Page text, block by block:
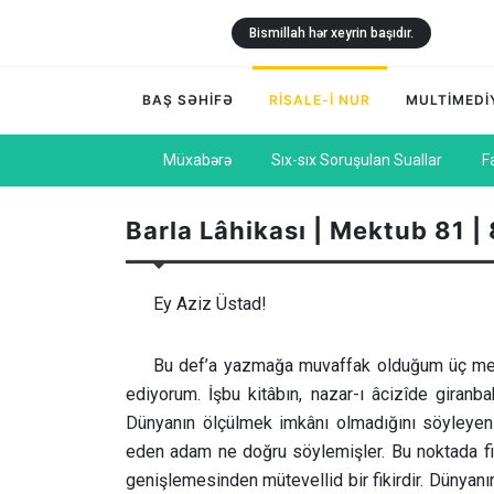
Bismillah hər xeyrin başıdır.
BAŞ SƏHİFƏ RİSALE-İ NUR
Müxabərə Sıx-sıx Soruşulan Suallar
Barla Lâhikası | Mektub 81 |
Ey Aziz Üstad!
Bu def’a yazmağa muvaffak olduğum üç
ediyorum. İşbu kitâbın, nazar-ı âcizîde
Dünyanın ölçülmek imkânı olmadığını
eden adam ne doğru söylemişler. Bu noktada
genişlemesinden mütevellid bir fikirdir.